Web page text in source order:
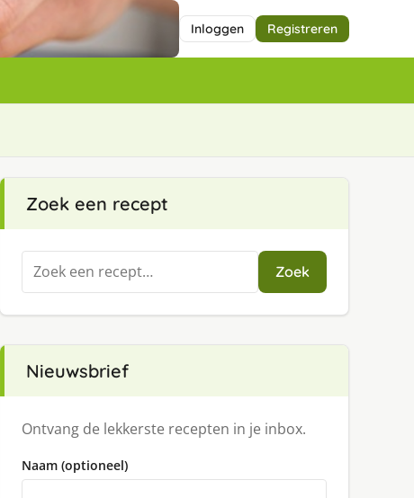
Inloggen Registreren
Zoek een recept
Zoeken
naar:
Zoek
Nieuwsbrief
Ontvang de lekkerste recepten in je inbox.
Naam (optioneel)